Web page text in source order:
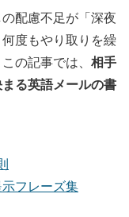
配慮不足が「深夜
度もやり取りを繰
の記事では、 相手
る英語メールの書
フレーズ集